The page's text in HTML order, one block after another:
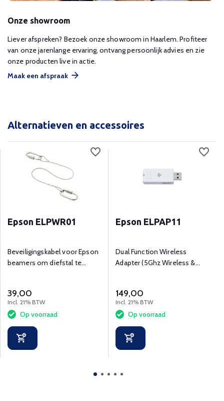
Onze showroom
Liever afspreken? Bezoek onze showroom in Haarlem. Profiteer
van onze jarenlange ervaring, ontvang persoonlijk advies en zie
onze producten live in actie.
Maak een afspraak
Alternatieven en accessoires
Epson ELPWR01
Beveiligingskabel voor Epson
beamers om diefstal te
39,00
Incl. 21% BTW
Op voorraad
Epson ELPAP11
Dual Function Wireless
Adapter (5Ghz Wireless &
149,00
Incl. 21% BTW
Op voorraad